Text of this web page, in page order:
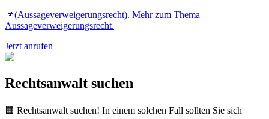
📌(Aussageverweigerungsrecht). Mehr zum Thema
Aussageverweigerungsrecht.
Jetzt anrufen
Rechtsanwalt suchen
🟧 Rechtsanwalt suchen! In einem solchen Fall sollten Sie sich